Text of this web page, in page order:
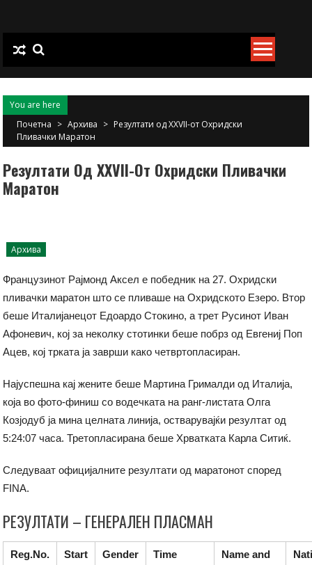
content
You are here
Почетна > Архива > Резултати од XXVII-от Охридски
Пливачки Маратон
Резултати Од XXVII-От Охридски Пливачки
Маратон
Архива
Французинот Рајмонд Аксел е победник на 27. Охридски
пливачки маратон што се пливаше на Охридското Езеро. Втор
беше Италијанецот Едоардо Стокино, а трет Русинот Иван
Афоневич, кој за неколку стотинки беше побрз од Евгениј Поп
Ацев, кој трката ја заврши како четвртопласиран.
Најуспешна кај жените беше Мартина Грималди од Италија,
која во фото-финиш со водечката на ранг-листата Олга
Козјодуб ја мина целната линија, остварувајќи резултат од
5:24:07 часа. Третопласирана беше Хрватката Карла Ситиќ.
Следуваат официјалните резултати од маратонот според
FINA.
РЕЗУЛТАТИ – ГЕНЕРАЛЕН ПЛАСМАН
Reg.No.
Start
Gender Time
Name and